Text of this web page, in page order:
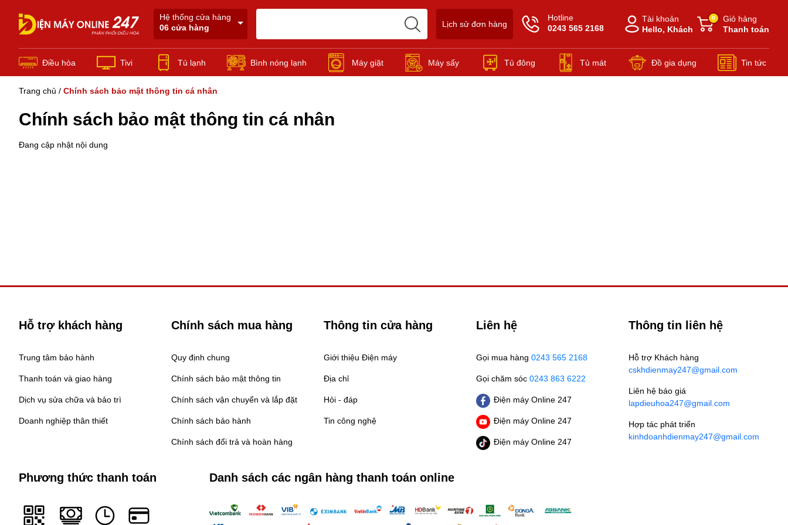
Hệ thống cửa hàng
06 cửa hàng
Lịch sử đơn hàng
Hotline
0243 565 2168
Tài khoản
Hello, Khách
Giỏ hàng
Thanh toán
0
Điều hòa Tivi Tủ lạnh Bình nóng lạnh Máy giặt Máy sấy Tủ đông Tủ mát Đồ gia dụng Tin tức
Điều Hòa Thương Mại
Trang chủ / Chính sách bảo mật thông tin cá nhân
Chính sách bảo mật thông tin cá nhân
Đang cập nhật nội dung
Hỗ trợ khách hàng
Trung tâm bảo hành
Thanh toán và giao hàng
Dịch vụ sửa chữa và bảo trì
Doanh nghiệp thân thiết
Chính sách mua hàng
Quy định chung
Chính sách bảo mật thông tin
Chính sách vận chuyển và lắp đặt
Chính sách bảo hành
Chính sách đổi trả và hoàn hàng
Thông tin cửa hàng
Giới thiệu Điện máy
Địa chỉ
Hỏi - đáp
Tin công nghệ
Liên hệ
Gọi mua hàng 0243 565 2168
Gọi chăm sóc 0243 863 6222
Điện máy Online 247
Điện máy Online 247
Điện máy Online 247
Thông tin liên hệ
Hỗ trợ Khách hàng
cskhdienmay247@gmail.com
Liên hệ báo giá
lapdieuhoa247@gmail.com
Hợp tác phát triển
kinhdoanhdienmay247@gmail.com
Phương thức thanh toán Danh sách các ngân hàng thanh toán online